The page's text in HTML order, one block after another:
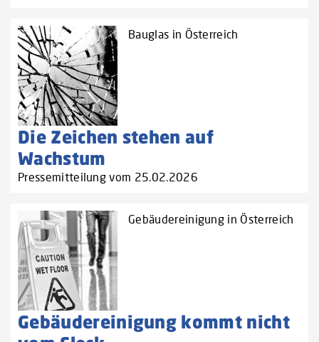
Bauglas in Österreich
Die Zeichen stehen auf
Wachstum
Pressemitteilung vom 25.02.2026
Gebäudereinigung in Österreich
Gebäudereinigung kommt nicht